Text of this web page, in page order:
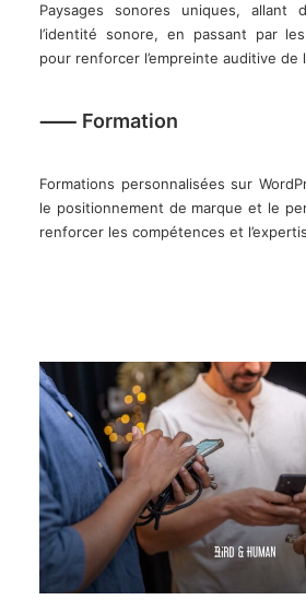
Paysages sonores uniques, allant
l’identité sonore, en passant par
pour renforcer l’empreinte auditive de
⸺ Formation
Formations personnalisées sur
le positionnement de marque et le
renforcer les compétences et